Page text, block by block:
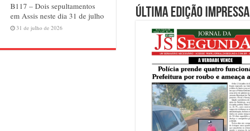
B117 – Dois sepultamentos
em Assis neste dia 31 de julho
31 de julho de 2026
Última edição impressa